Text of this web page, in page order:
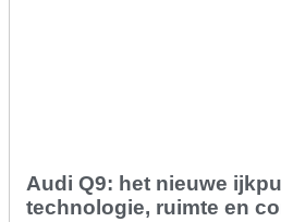
Audi Q9: het nieuwe
technologie, ruimte en